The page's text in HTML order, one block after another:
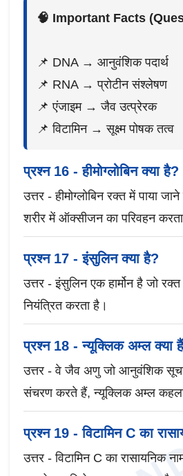
🧠 Important Facts
📌 DNA → आनुवंशिक पदार्थ
📌 RNA → प्रोटीन संश्लेषण
📌 एंजाइम → जैव उत्प्रेरक
📌 विटामिन → सूक्ष्म पोषक तत्व
प्रश्न 16 - हीमोग्लोबिन क्या है?
उत्तर - हीमोग्लोबिन रक्त में पाया
शरीर में ऑक्सीजन का परिवहन
प्रश्न 17 - इंसुलिन क्या है?
उत्तर - इंसुलिन एक हार्मोन है जो
नियंत्रित करता है।
प्रश्न 18 - न्यूक्लिक अम्ल क्या
उत्तर - वे जैव अणु जो आनुवंशिक
संचरण करते हैं, न्यूक्लिक अम्ल
प्रश्न 19 - विटामिन C का
उत्तर - विटामिन C का रासायनिक